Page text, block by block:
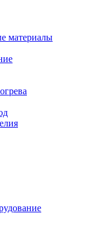
материалы